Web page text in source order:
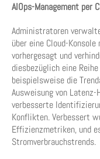
AIOps-Management per
Administratoren
über eine Cloud-
vorhergesagt und
diesbezüglich eine
beispielsweise die
Ausweisung von
verbesserte
Konflikten. Verbessert
Effizienzmetriken, und
Stromverbrauchstrends.